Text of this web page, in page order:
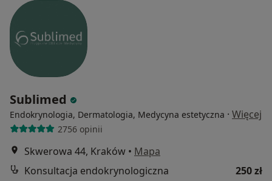
Sublimed
Endokrynologia, Dermatologia, Medycyna estetyczna · Więcej
2756 opinii
Skwerowa 44, Kraków • Mapa
Konsultacja endokrynologiczna
250 zł